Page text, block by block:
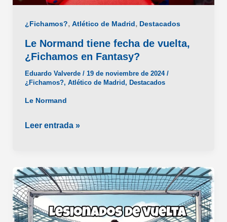
¿Fichamos?, Atlético de Madrid, Destacados
Le Normand tiene fecha de vuelta,
¿Fichamos en Fantasy?
Eduardo Valverde / 19 de noviembre de 2024 /
¿Fichamos?, Atlético de Madrid , Destacados
Le Normand
Le
de
vuelta,
¿Fichamos
en
Leer entrada »